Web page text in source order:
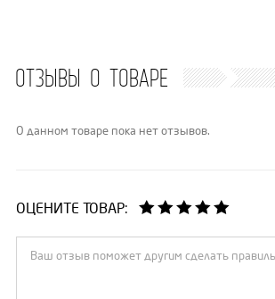
ОТЗЫВЫ О ТОВАРЕ
О данном товаре пока нет отзывов.
ОЦЕНИТЕ ТОВАР: